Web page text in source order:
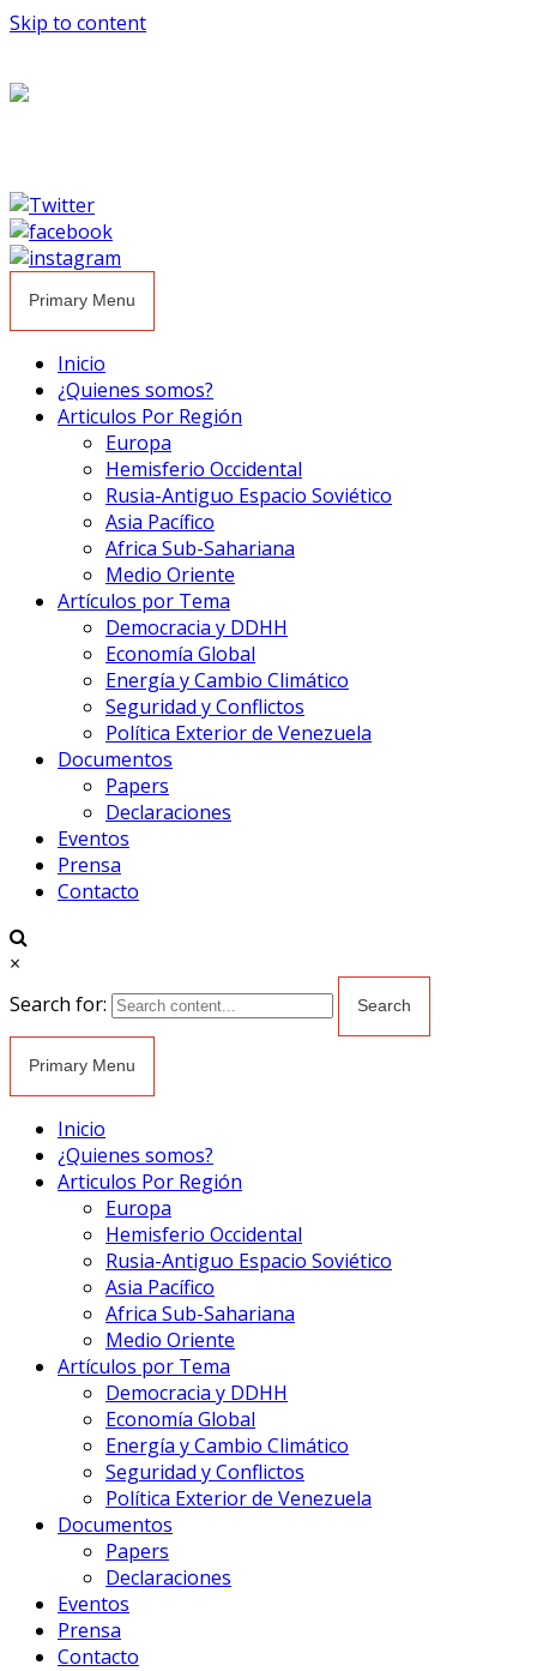
Skip to content
Primary Menu
Inicio
¿Quienes somos?
Articulos Por Región
Europa
Hemisferio Occidental
Rusia-Antiguo Espacio Soviético
Asia Pacífico
Africa Sub-Sahariana
Medio Oriente
Artículos por Tema
Democracia y DDHH
Economía Global
Energía y Cambio Climático
Seguridad y Conflictos
Política Exterior de Venezuela
Documentos
Papers
Declaraciones
Eventos
Prensa
Contacto
×
Search for:
Primary Menu
Inicio
¿Quienes somos?
Articulos Por Región
Europa
Hemisferio Occidental
Rusia-Antiguo Espacio Soviético
Asia Pacífico
Africa Sub-Sahariana
Medio Oriente
Artículos por Tema
Democracia y DDHH
Economía Global
Energía y Cambio Climático
Seguridad y Conflictos
Política Exterior de Venezuela
Documentos
Papers
Declaraciones
Eventos
Prensa
Contacto